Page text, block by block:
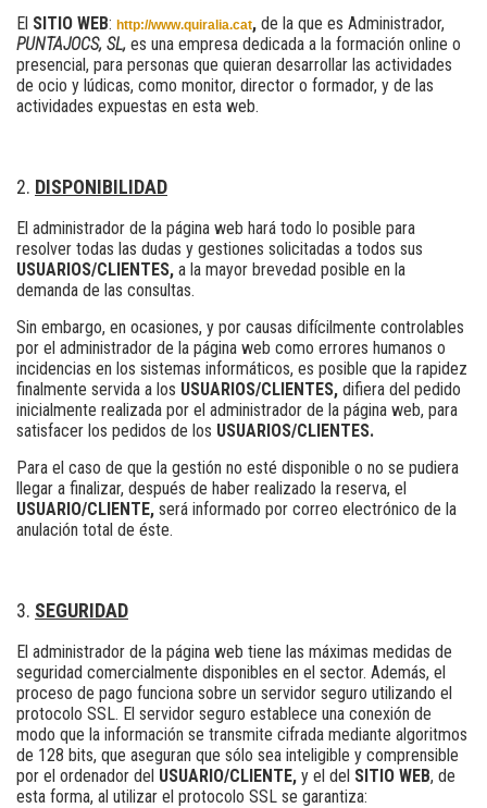
El SITIO WEB: http://www.quiralia.cat, de la que es Administrador,
PUNTAJOCS, SL, es una empresa dedicada a la formación online o
presencial, para personas que quieran desarrollar las actividades
de ocio y lúdicas, como monitor, director o formador, y de las
actividades expuestas en esta web.
DISPONIBILIDAD
El administrador de la página web hará todo lo posible para
resolver todas las dudas y gestiones solicitadas a todos sus
USUARIOS/CLIENTES, a la mayor brevedad posible en la
demanda de las consultas.
Sin embargo, en ocasiones, y por causas difícilmente controlables
por el administrador de la página web como errores humanos o
incidencias en los sistemas informáticos, es posible que la rapidez
finalmente servida a los USUARIOS/CLIENTES, difiera del pedido
inicialmente realizada por el administrador de la página web, para
satisfacer los pedidos de los USUARIOS/CLIENTES.
Para el caso de que la gestión no esté disponible o no se pudiera
llegar a finalizar, después de haber realizado la reserva, el
USUARIO/CLIENTE, será informado por correo electrónico de la
anulación total de éste.
SEGURIDAD
El administrador de la página web tiene las máximas medidas de
seguridad comercialmente disponibles en el sector. Además, el
proceso de pago funciona sobre un servidor seguro utilizando el
protocolo SSL. El servidor seguro establece una conexión de
modo que la información se transmite cifrada mediante algoritmos
de 128 bits, que aseguran que sólo sea inteligible y comprensible
por el ordenador del USUARIO/CLIENTE, y el del SITIO WEB, de
esta forma, al utilizar el protocolo SSL se garantiza: